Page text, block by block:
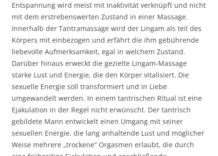
Entspannung wird meist mit Inaktivität verknüpft und nicht
mit dem erstrebenswerten Zustand in einer Massage.
Innerhalb der Tantramassage wird der Lingam als teil des
Körpers mit einbezogen und erfährt die ihm gebührende
liebevolle Aufmerksamkeit, egal in welchem Zustand.
Darüber hinaus erweckt die gezielte Lingam-Massage
starke Lust und Energie, die den Körper vitalisiert. Die
sexuelle Energie soll transformiert und in Liebe
umgewandelt werden. In einem tantrischen Ritual ist eine
Ejakulation in der Regel nicht erwünscht. Der tantrisch
gebildete Mann entwickelt einen Umgang mit seiner
sexuellen Energie, die lang anhaltende Lust und möglicher
Weise mehrere „trockene“ Orgasmen erlaubt, die durch